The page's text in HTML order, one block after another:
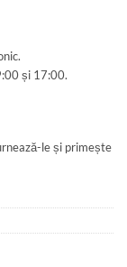
și 17:00.
le și primește